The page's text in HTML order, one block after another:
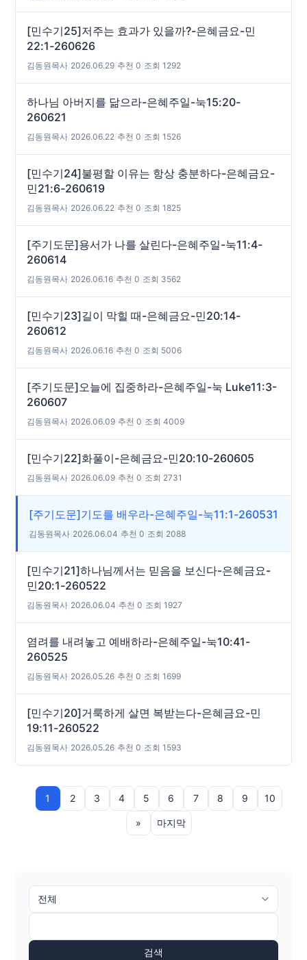
[민수기25]저주는 효과가 있을까?-은혜금요-민
22:1-260626
김동원목사 2026.06.29 추천 0 조회 1292
하나님 아버지를 닮으라-은혜주일-눅15:20-
260621
김동원목사 2026.06.22 추천 0 조회 1526
[민수기24]불평할 이유는 항상 충분하다-은혜금요-
민21:6-260619
김동원목사 2026.06.22 추천 0 조회 1825
[주기도문]용서가 나를 살린다-은혜주일-눅11:4-
260614
김동원목사 2026.06.16 추천 0 조회 3562
[민수기23]길이 막힐 때-은혜금요-민20:14-
260612
김동원목사 2026.06.16 추천 0 조회 5006
[주기도문]오늘에 집중하라-은혜주일-눅 Luke11:3-
260607
김동원목사 2026.06.09 추천 0 조회 4009
[민수기22]화풀이-은혜금요-민20:10-260605
김동원목사 2026.06.09 추천 0 조회 2731
[주기도문]기도를 배우라-은혜주일-눅11:1-260531
김동원목사 2026.06.04 추천 0 조회 2088
[민수기21]하나님께서는 믿음을 보신다-은혜금요-
민20:1-260522
김동원목사 2026.06.04 추천 0 조회 1927
염려를 내려놓고 예배하라-은혜주일-눅10:41-
260525
김동원목사 2026.05.26 추천 0 조회 1699
[민수기20]거룩하게 살면 복받는다-은혜금요-민
19:11-260522
김동원목사 2026.05.26 추천 0 조회 1593
1 2 3 4 5 6 7 8 9 10
» 마지막
검색